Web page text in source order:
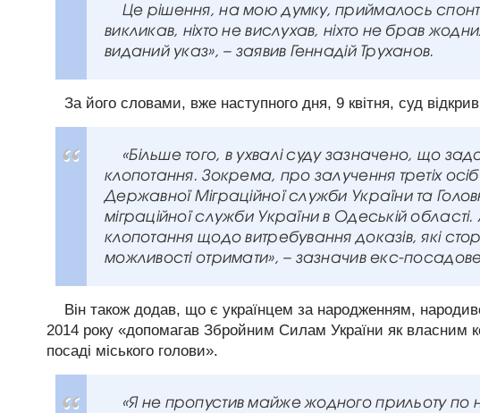
Це рішення, на мою думку, приймалось
викликав, ніхто не вислухав, ніхто не брав
виданий указ», – заявив Геннадій Труханов.
За його словами, вже наступного дня, 9 квітня, суд
«Більше того, в ухвалі суду зазначено, що
клопотання. Зокрема, про залучення третіх осіб
Державної Міграційної служби України та
міграційної служби України в Одеській
клопотання щодо витребування доказів, які
можливості отримати», – зазначив екс-
Він також додав, що є українцем за народженням,
2014 року «допомагав Збройним Силам України як власним
посаді міського голови».
«Я не пропустив майже жодного прильоту по